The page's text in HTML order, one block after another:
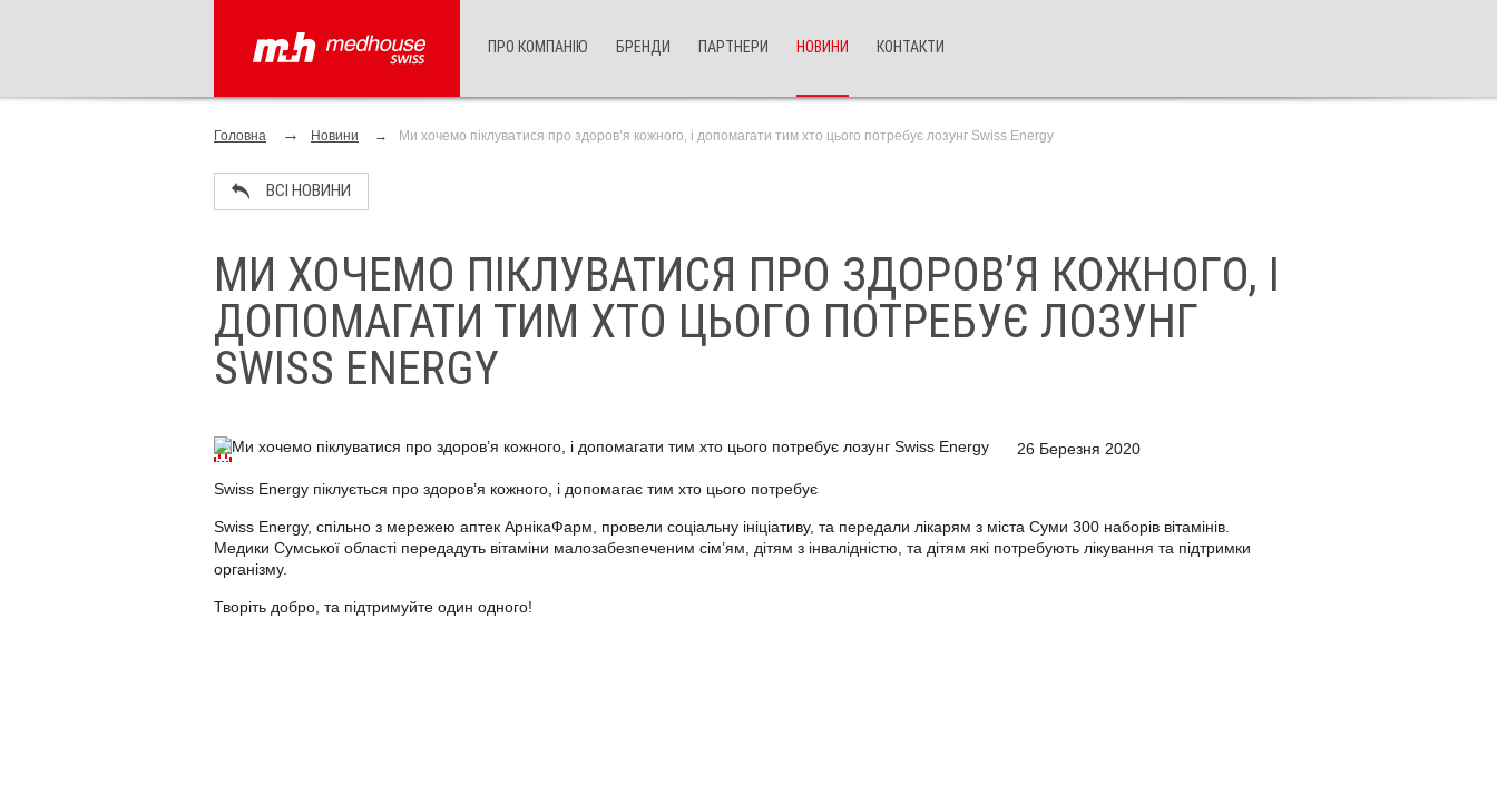
ПРО КОМПАНІЮ БРЕНДИ ПАРТНЕРИ НОВИНИ КОНТАКТИ
Головна Новини Ми хочемо піклуватися про здоров’я кожного, і допомагати тим хто цього потребує лозунг Swiss Energy
ВСІ НОВИНИ
МИ ХОЧЕМО ПІКЛУВАТИСЯ ПРО ЗДОРОВ’Я КОЖНОГО, І
ДОПОМАГАТИ ТИМ ХТО ЦЬОГО ПОТРЕБУЄ ЛОЗУНГ
SWISS ENERGY
26 Березня 2020
Swiss Energy піклується про здоров’я кожного, і допомагає тим хто цього потребує
Swiss Energy, спільно з мережею аптек АрнікаФарм, провели соціальну ініціативу, та передали лікарям з міста Суми 300 наборів вітамінів.
Медики Сумської області передадуть вітаміни малозабезпеченим сім’ям, дітям з інвалідністю, та дітям які потребують лікування та підтримки
організму.
Творіть добро, та підтримуйте один одного!